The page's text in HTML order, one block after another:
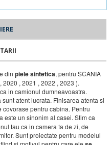
din piele sintetica, pentru SCANIA
2020 , 2021 , 2022 , 2023 ).
in camionul dumneavoastra.
atent lucrata. Finisarea atenta si
pentru cabina. Pentru
este un sinonim al casei. Stim ca
tau ca in camera ta de zi, de
Sunt proiectate pentru modelul